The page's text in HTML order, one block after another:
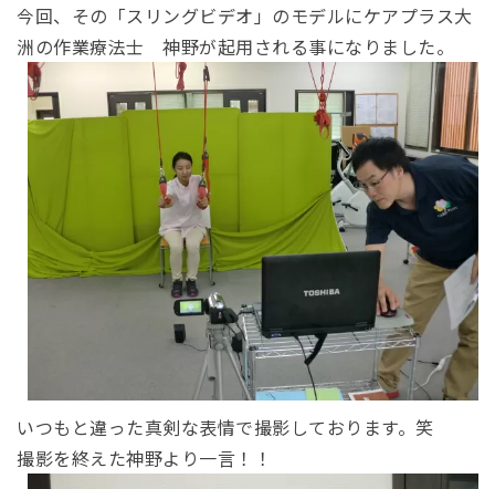
今回、その「スリングビデオ」のモデルにケアプラス大
洲の作業療法士 神野が起用される事になりました。
いつもと違った真剣な表情で撮影しております。笑
撮影を終えた神野より一言！！